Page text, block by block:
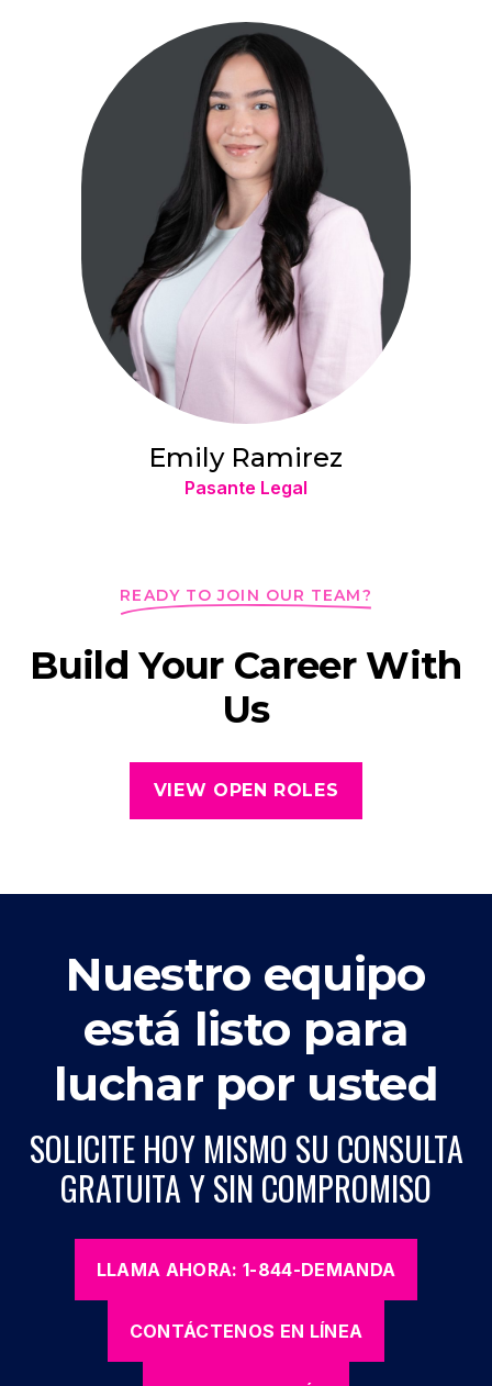
Emily Ramirez
Pasante Legal
READY TO JOIN OUR TEAM?
Build Your Career With
Us
VIEW OPEN ROLES
Nuestro equipo
está listo para
luchar por usted
SOLICITE HOY MISMO SU CONSULTA
GRATUITA Y SIN COMPROMISO
LLAMA AHORA: 1-844-DEMANDA
CONTÁCTENOS EN LÍNEA